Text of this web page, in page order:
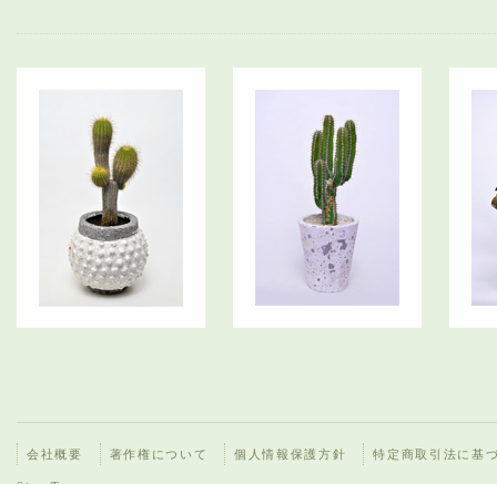
会社概要 著作権について 個人情報保護方針 特定商取引法に基